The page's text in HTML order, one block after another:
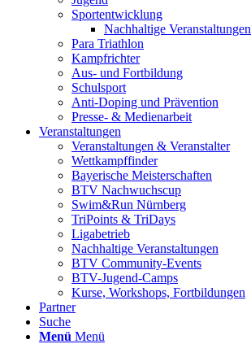
Sportentwicklung
Nachhaltige Veranstaltungen
Para Triathlon
Kampfrichter
Aus- und Fortbildung
Schulsport
Anti-Doping und Prävention
Presse- & Medienarbeit
Veranstaltungen
Veranstaltungen & Veranstalter
Wettkampffinder
Bayerische Meisterschaften
BTV Nachwuchscup
Swim&Run Nürnberg
TriPoints & TriDays
Ligabetrieb
Nachhaltige Veranstaltungen
BTV Community-Events
BTV-Jugend-Camps
Kurse, Workshops, Fortbildungen
Partner
Suche
Menü Menü